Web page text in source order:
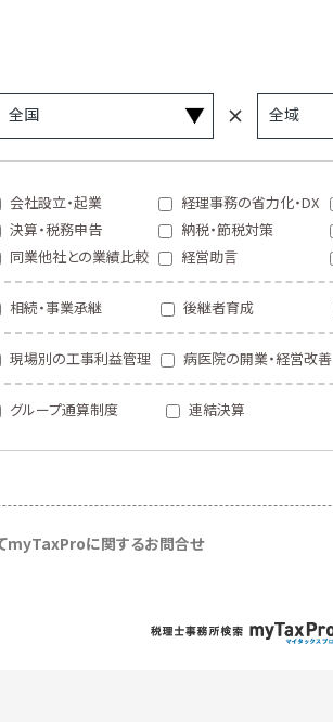
会社設立・起業 経理事務の省力化・DX
決算・税務申告
納税・節税対策
同業他社との業績比較
経営助言
相続・事業承継 後継者育成
現場別の工事利益管理 病医院の開業・経営改善
グループ通算制度 連結決算
myTaxProに関するお問合せ